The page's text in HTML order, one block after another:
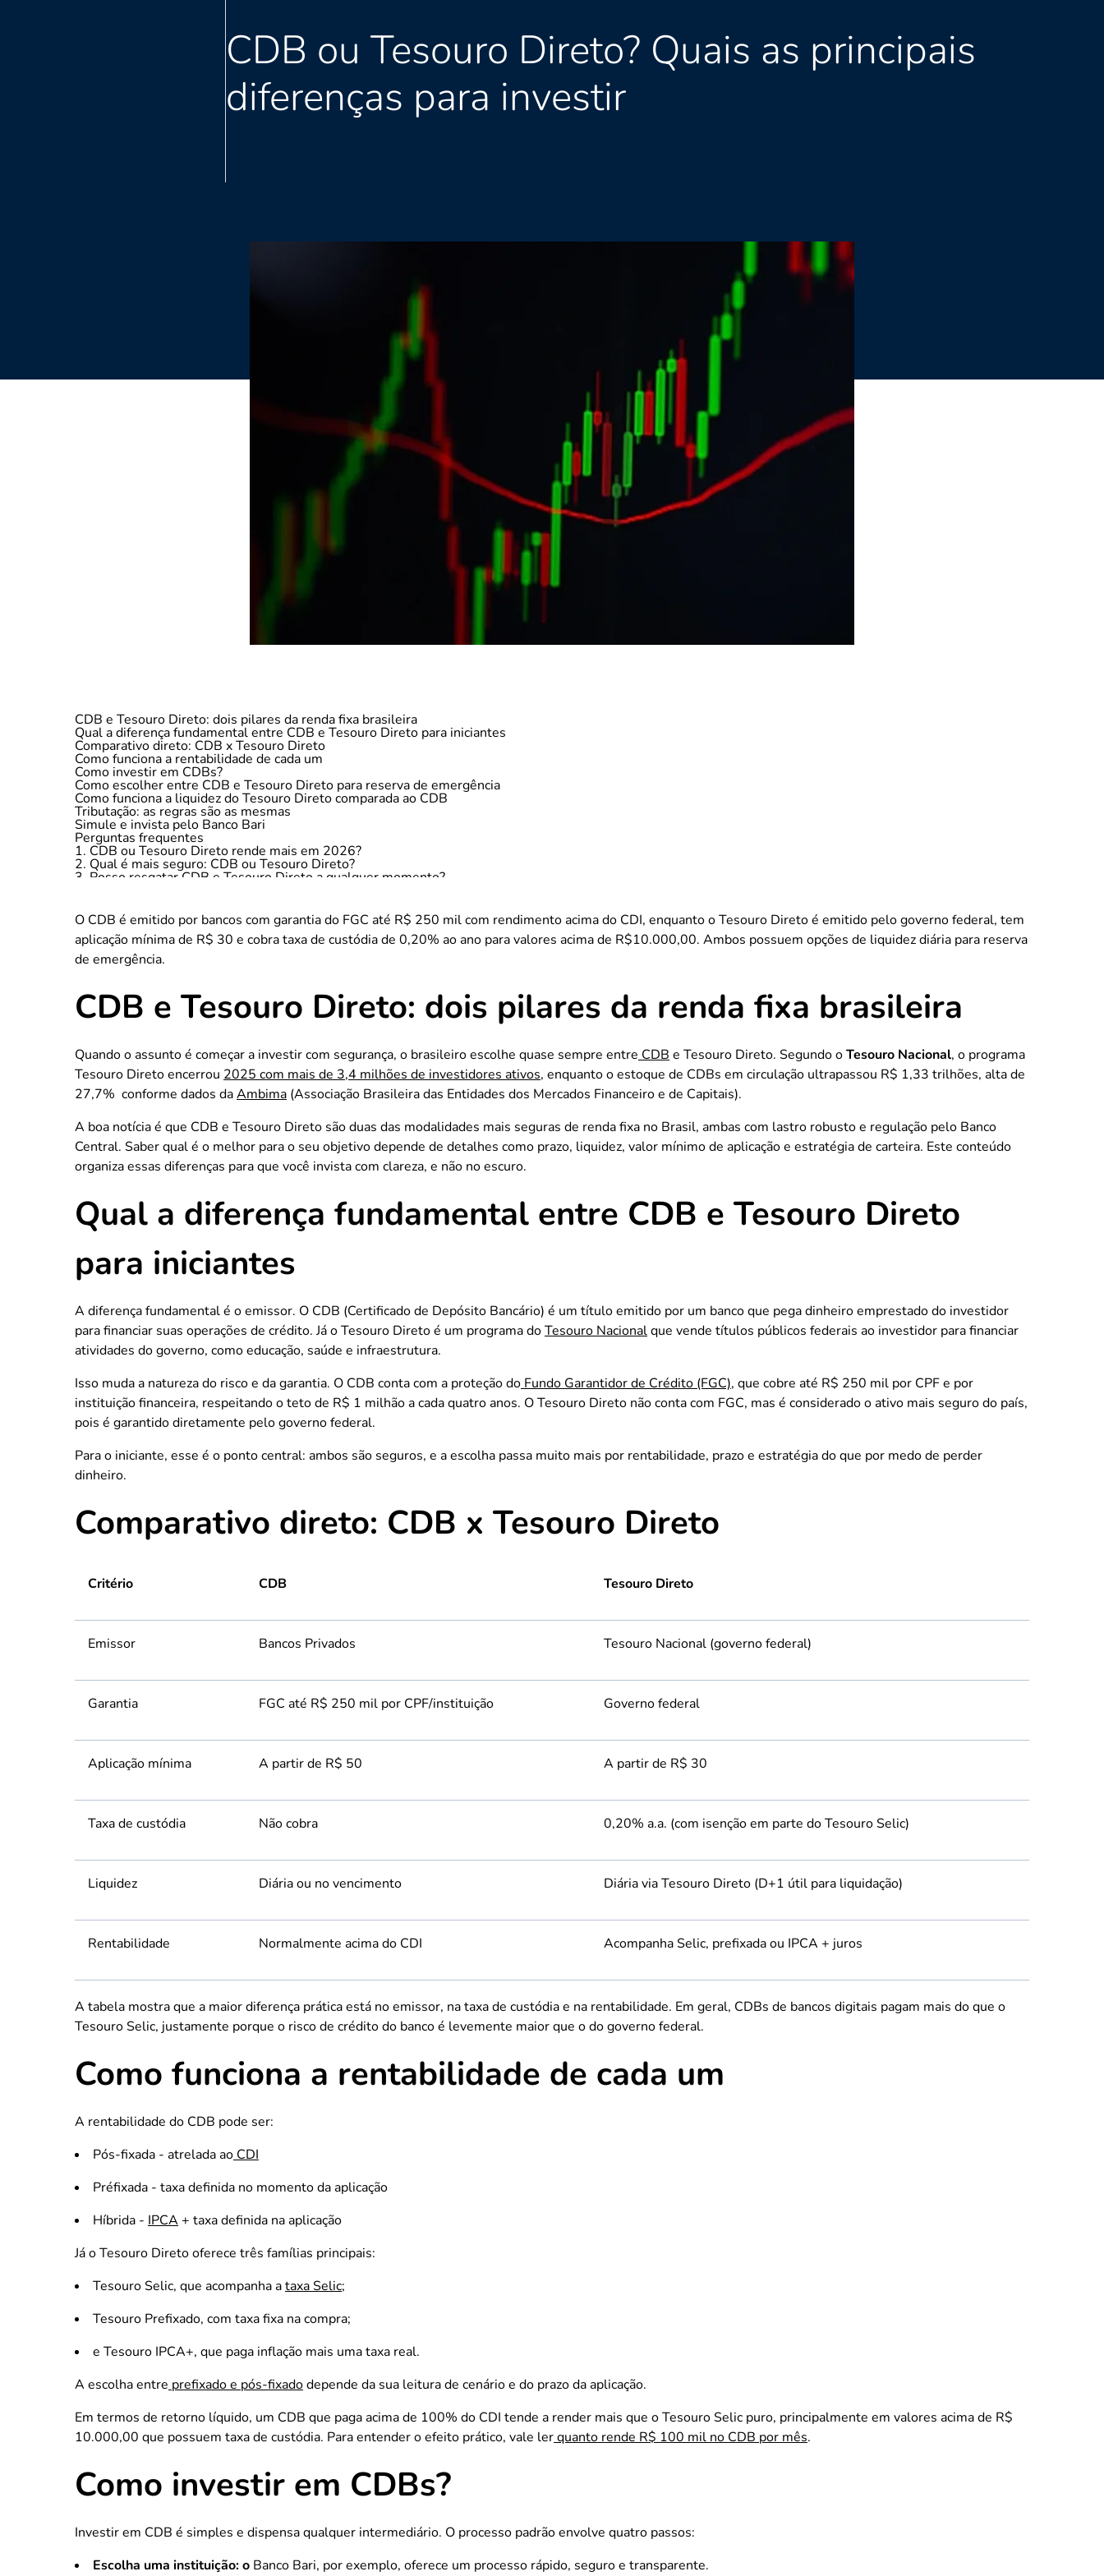
CDB ou Tesouro Direto? Quais as principais
diferenças para investir
CDB e Tesouro Direto: dois pilares da renda fixa brasileira
Qual a diferença fundamental entre CDB e Tesouro Direto para iniciantes
Comparativo direto: CDB x Tesouro Direto
Como funciona a rentabilidade de cada um
Como investir em CDBs?
Como escolher entre CDB e Tesouro Direto para reserva de emergência
Como funciona a liquidez do Tesouro Direto comparada ao CDB
Tributação: as regras são as mesmas
Simule e invista pelo Banco Bari
Perguntas frequentes
1. CDB ou Tesouro Direto rende mais em 2026?
2. Qual é mais seguro: CDB ou Tesouro Direto?
3. Posso resgatar CDB e Tesouro Direto a qualquer momento?
O CDB é emitido por bancos com garantia do FGC até R$ 250 mil com rendimento acima do CDI, enquanto o Tesouro Direto é emitido pelo governo federal, tem
aplicação mínima de R$ 30 e cobra taxa de custódia de 0,20% ao ano para valores acima de R$10.000,00. Ambos possuem opções de liquidez diária para reserva
de emergência.
CDB e Tesouro Direto: dois pilares da renda fixa brasileira
Quando o assunto é começar a investir com segurança, o brasileiro escolhe quase sempre entre CDB e Tesouro Direto. Segundo oTesouro Nacional, o programa
Tesouro Direto encerrou 2025 com mais de 3,4 milhões de investidores ativos, enquanto o estoque de CDBs em circulação ultrapassou R$ 1,33 trilhões, alta de
27,7% conforme dados daAmbima (Associação Brasileira das Entidades dos Mercados Financeiro e de Capitais).
A boa notícia é que CDB e Tesouro Direto são duas das modalidades mais seguras de renda fixa no Brasil, ambas com lastro robusto e regulação pelo Banco
Central. Saber qual é o melhor para o seu objetivo depende de detalhes como prazo, liquidez, valor mínimo de aplicação e estratégia de carteira. Este conteúdo
organiza essas diferenças para que você invista com clareza, e não no escuro.
Qual a diferença fundamental entre CDB e Tesouro Direto
para iniciantes
A diferença fundamental é o emissor. O CDB (Certificado de Depósito Bancário) é um título emitido por um banco que pega dinheiro emprestado do investidor
para financiar suas operações de crédito. Já o Tesouro Direto é um programa doTesouro Nacionalque vende títulos públicos federais ao investidor para financiar
atividades do governo, como educação, saúde e infraestrutura.
Isso muda a natureza do risco e da garantia. O CDB conta com a proteção do Fundo Garantidor de Crédito (FGC), que cobre até R$ 250 mil por CPF e por
instituição financeira, respeitando o teto de R$ 1 milhão a cada quatro anos. O Tesouro Direto não conta com FGC, mas é considerado o ativo mais seguro do país,
pois é garantido diretamente pelo governo federal.
Para o iniciante, esse é o ponto central: ambos são seguros, e a escolha passa muito mais por rentabilidade, prazo e estratégia do que por medo de perder
dinheiro.
Comparativo direto: CDB x Tesouro Direto
Critério CDB Tesouro Direto
Emissor Bancos Privados Tesouro Nacional (governo federal)
Garantia FGC até R$ 250 mil por CPF/instituição Governo federal
Aplicação mínima A partir de R$ 50 A partir de R$ 30
Taxa de custódia Não cobra 0,20% a.a. (com isenção em parte do Tesouro Selic)
Liquidez Diária ou no vencimento Diária via Tesouro Direto (D+1 útil para liquidação)
Rentabilidade Normalmente acima do CDI Acompanha Selic, prefixada ou IPCA + juros
A tabela mostra que a maior diferença prática está no emissor, na taxa de custódia e na rentabilidade. Em geral, CDBs de bancos digitais pagam mais do que o
Tesouro Selic, justamente porque o risco de crédito do banco é levemente maior que o do governo federal.
Como funciona a rentabilidade de cada um
A rentabilidade do CDB pode ser:
Pós-fixada - atrelada ao CDI
Préfixada - taxa definida no momento da aplicação
Híbrida - IPCA + taxa definida na aplicação
Já o Tesouro Direto oferece três famílias principais:
Tesouro Selic, que acompanha ataxa Selic;
Tesouro Prefixado, com taxa fixa na compra;
e Tesouro IPCA+, que paga inflação mais uma taxa real.
A escolha entre prefixado e pós-fixadodepende da sua leitura de cenário e do prazo da aplicação.
Em termos de retorno líquido, um CDB que paga acima de 100% do CDI tende a render mais que o Tesouro Selic puro, principalmente em valores acima de R$
10.000,00 que possuem taxa de custódia. Para entender o efeito prático, vale lerquanto rende R$ 100 mil no CDB por mês.
Como investir em CDBs?
Investir em CDB é simples e dispensa qualquer intermediário. O processo padrão envolve quatro passos:
Escolha uma instituição: o Banco Bari, por exemplo, oferece um processo rápido, seguro e transparente.